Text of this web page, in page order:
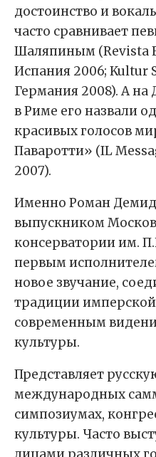
достоинство и
часто сравнивает
Шаляпиным (Revista
Испания 2006; Kultur
Германия 2008). А на
в Риме его назвали
красивых голосов
Паваротти» (IL
2007).
Именно Роман
выпускником
консерватории им.
первым
новое звучание,
традиции
современным
культуры.
Представляет
международных
симпозиумах,
культуры. Часто